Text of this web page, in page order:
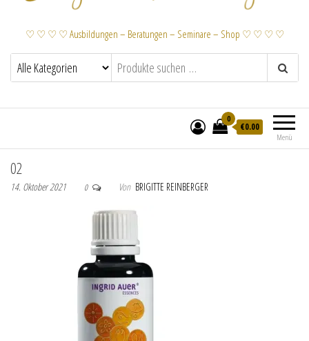
♡ ♡ ♡ ♡ Ausbildungen – Beratungen – Seminare – Shop ♡ ♡ ♡ ♡
Menü
0
€0.00
02
14. Oktober 2021 0 Von BRIGITTE REINBERGER